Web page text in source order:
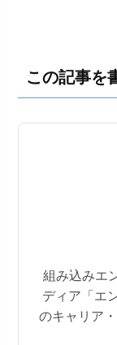
この記事を
組み込みエ
ディア「エ
のキャリア